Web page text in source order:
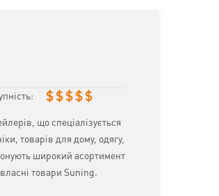
$ $ $ $ $
що спеціалізується
товарів для дому, одягу,
широкий асортимент
товари Suning.